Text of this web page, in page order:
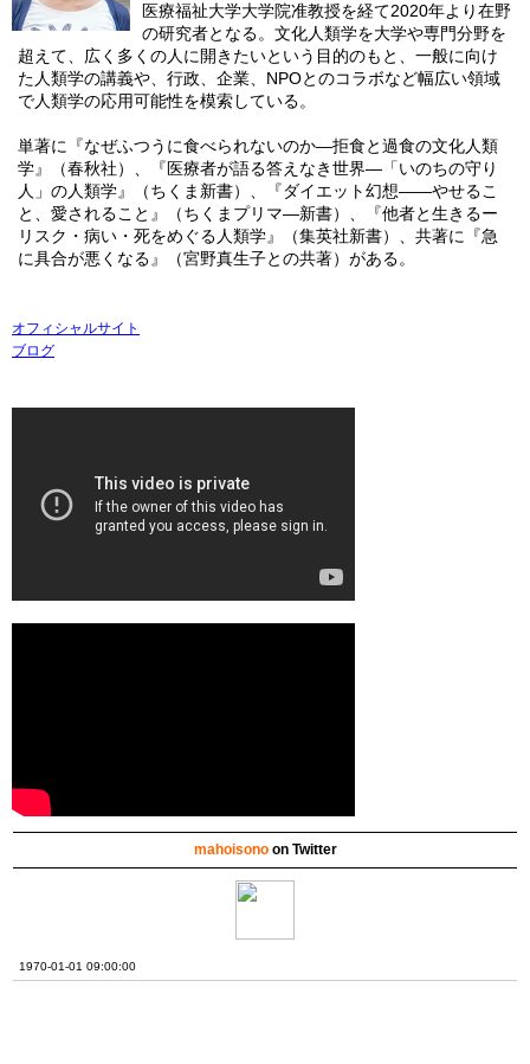
医療福祉大学大学院准教授を経て2020年より在野
の研究者となる。文化人類学を大学や専門分野を
超えて、広く多くの人に開きたいという目的のもと、一般に向け
た人類学の講義や、行政、企業、NPOとのコラボなど幅広い領域
で人類学の応用可能性を模索している。
単著に『なぜふつうに食べられないのか―拒食と過食の文化人類
学』（春秋社）、『医療者が語る答えなき世界―「いのちの守り
人」の人類学』（ちくま新書）、『ダイエット幻想――やせるこ
と、愛されること』（ちくまプリマ―新書）、『他者と生きるー
リスク・病い・死をめぐる人類学』（集英社新書）、共著に『急
に具合が悪くなる』（宮野真生子との共著）がある。
オフィシャルサイト
ブログ
mahoisonoon Twitter
1970-01-01 09:00:00